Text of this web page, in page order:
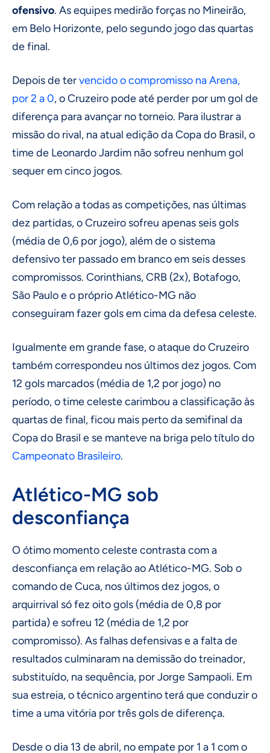
ofensivo. As equipes medirão forças no Mineirão,
em Belo Horizonte, pelo segundo jogo das quartas
de final.
Depois de tervencido o compromisso na Arena,
por 2 a 0, o Cruzeiro pode até perder por um gol de
diferença para avançar no torneio. Para ilustrar a
missão do rival, na atual edição da Copa do Brasil, o
time de Leonardo Jardim não sofreu nenhum gol
sequer em cinco jogos.
Com relação a todas as competições, nas últimas
dez partidas, o Cruzeiro sofreu apenas seis gols
(média de 0,6 por jogo), além de o sistema
defensivo ter passado em branco em seis desses
compromissos. Corinthians, CRB (2x), Botafogo,
São Paulo e o próprio Atlético-MG não
conseguiram fazer gols em cima da defesa celeste.
Igualmente em grande fase, o ataque do Cruzeiro
também correspondeu nos últimos dez jogos. Com
12 gols marcados (média de 1,2 por jogo) no
período, o time celeste carimbou a classificação às
quartas de final, ficou mais perto da semifinal da
Copa do Brasil e se manteve na briga pelo título do
Campeonato Brasileiro.
Atlético-MG sob
desconfiança
O ótimo momento celeste contrasta com a
desconfiança em relação ao Atlético-MG. Sob o
comando de Cuca, nos últimos dez jogos, o
arquirrival só fez oito gols (média de 0,8 por
partida) e sofreu 12 (média de 1,2 por
compromisso). As falhas defensivas e a falta de
resultados culminaram na demissão do treinador,
substituído, na sequência, por Jorge Sampaoli. Em
sua estreia, o técnico argentino terá que conduzir o
time a uma vitória por três gols de diferença.
Desde o dia 13 de abril, no empate por 1 a 1 com o